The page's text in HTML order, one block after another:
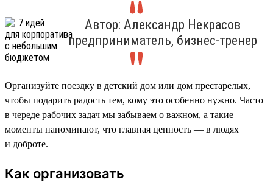
Автор: Александр Некрасов
предприниматель, бизнес-тренер
Организуйте поездку в детский дом или дом престарелых,
чтобы подарить радость тем, кому это особенно нужно. Часто
в череде рабочих задач мы забываем о важном, а такие
моменты напоминают, что главная ценность — в людях
и доброте.
Как организовать